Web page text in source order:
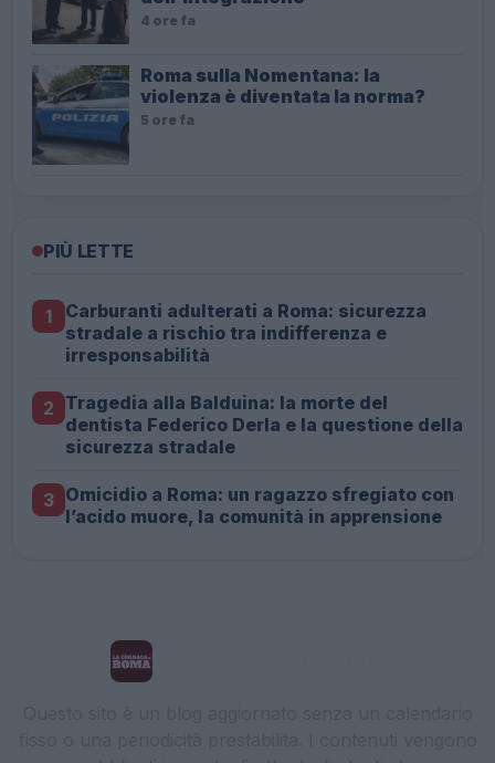
4 ore fa
Roma sulla Nomentana: la
violenza è diventata la norma?
5 ore fa
PIÙ LETTE
1
Carburanti adulterati a Roma: sicurezza
stradale a rischio tra indifferenza e
irresponsabilità
2 Tragedia alla Balduina: la morte del
dentista Federico Derla e la questione della
sicurezza stradale
3 Omicidio a Roma: un ragazzo sfregiato con
l’acido muore, la comunità in apprensione